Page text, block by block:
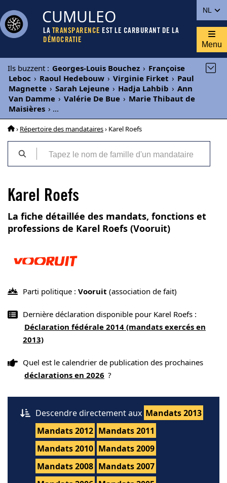
NL
CUMULEO
LA TRANSPARENCE EST LE CARBURANT DE LA
DÉMOCRATIE
Menu
Ils buzzent : Georges-Louis Bouchez › Françoise
Leboc › Raoul Hedebouw › Virginie Firket › Paul
Magnette › Sarah Lejeune › Hadja Lahbib › Ann
Van Damme › Valérie De Bue › Marie Thibaut de
Maisières › ...
› Répertoire des mandataires› Karel Roefs
Karel Roefs
La fiche détaillée des mandats, fonctions et
professions de Karel Roefs (Vooruit)
Parti politique : Vooruit (association de fait)
Dernière déclaration disponible pour Karel Roefs :
Déclaration fédérale 2014 (mandats exercés en
2013)
Quel est le calendrier de publication des prochaines
déclarations en 2026 ?
Descendre directement aux Mandats 2013
Mandats 2012 Mandats 2011
Mandats 2010 Mandats 2009
Mandats 2008 Mandats 2007